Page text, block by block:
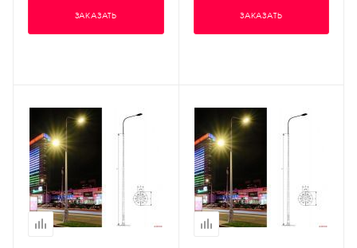
ЗАКАЗАТЬ ЗАКАЗАТЬ